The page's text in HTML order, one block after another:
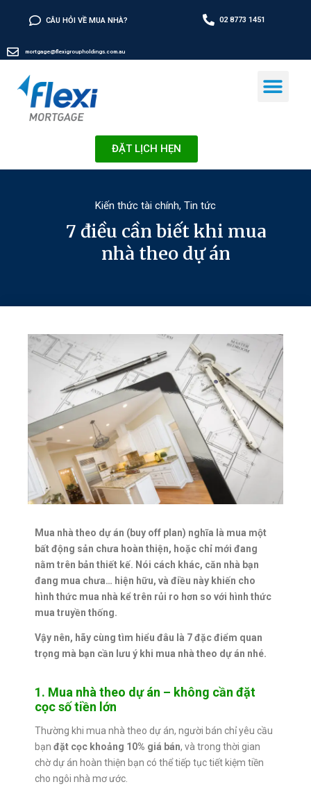
CÂU HỎI VỀ MUA NHÀ? 02 8773 1451
mortgage@flexigroupholdings.com.au
ĐẶT LỊCH HẸN
Kiến thức tài chính, Tin tức
7 điều cần biết khi mua
nhà theo dự án
Mua nhà theo dự án (buy off plan) nghĩa là mua một
bất động sản chưa hoàn thiện, hoặc chỉ mới đang
nằm trên bản thiết kế. Nói cách khác, căn nhà bạn
đang mua chưa… hiện hữu, và điều này khiến cho
hình thức mua nhà kể trên rủi ro hơn so với hình thức
mua truyền thống.
Vậy nên, hãy cùng tìm hiểu đâu là 7 đặc điểm quan
trọng mà bạn cần lưu ý khi mua nhà theo dự án nhé.
1. Mua nhà theo dự án – không cần đặt
cọc số tiền lớn
Thường khi mua nhà theo dự án, người bán chỉ yêu cầu
bạn đặt cọc khoảng 10% giá bán, và trong thời gian
chờ dự án hoàn thiện bạn có thể tiếp tục tiết kiệm tiền
cho ngôi nhà mơ ước.